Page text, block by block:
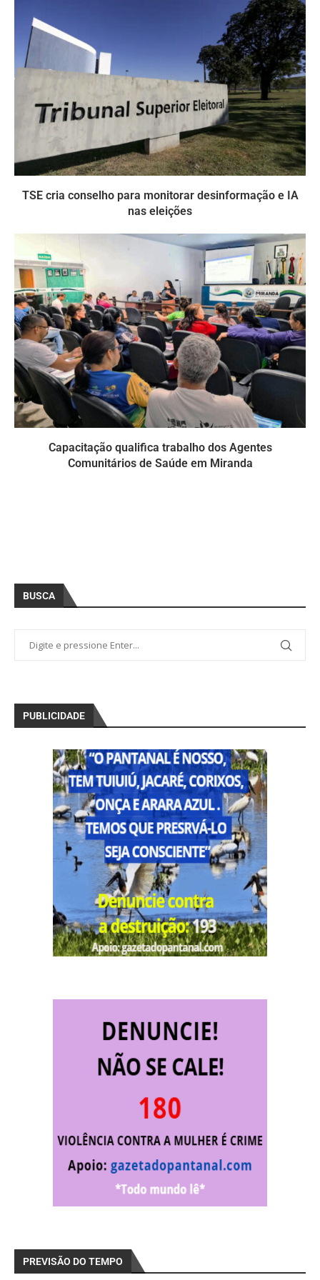
TSE cria conselho para monitorar desinformação e IA
nas eleições
Capacitação qualifica trabalho dos Agentes
Comunitários de Saúde em Miranda
BUSCA
PUBLICIDADE
PREVISÃO DO TEMPO